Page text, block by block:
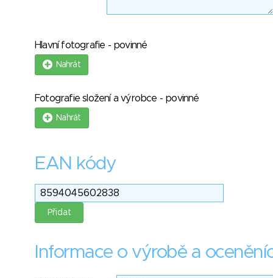
Hlavní fotografie - povinné
Nahrát
Fotografie složení a výrobce - povinné
Nahrát
EAN kódy
Informace o výrobě a